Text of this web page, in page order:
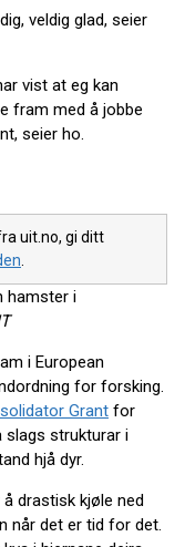
veldig glad, seier
vist at eg kan
fram med å jobbe
seier ho.
uit.no, gi ditt
hamster i
i European
for forsking.
Grant for
slags strukturar i
hjå dyr.
drastisk kjøle ned
når det er tid for det.